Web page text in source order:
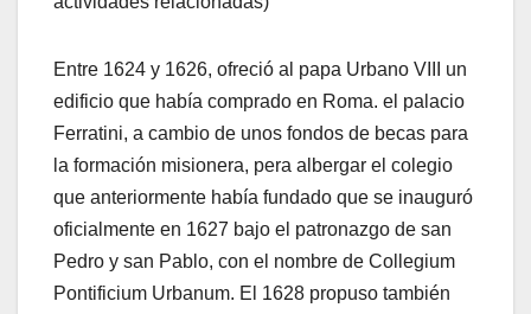
Entre 1624 y 1626, ofreció al papa Urbano VIII un
edificio que había comprado en Roma. el palacio
Ferratini, a cambio de unos fondos de becas para
la formación misionera, pera albergar el colegio
que anteriormente había fundado que se inauguró
oficialmente en 1627 bajo el patronazgo de san
Pedro y san Pablo, con el nombre de Collegium
Pontificium Urbanum. El 1628 propuso también